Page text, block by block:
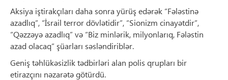
Aksiya iştirakçıları daha sonra yürüş edərək “Fələstinə
azadlıq”, “İsrail terror dövlətidir”, “Sionizm cinayətdir”,
“Qəzzəyə azadlıq” və “Biz minlərik, milyonlarıq, Fələstin
azad olacaq” şüarları səsləndiriblər.
Geniş təhlükəsizlik tədbirləri alan polis qrupları bir
etirazçını nəzarətə götürdü.